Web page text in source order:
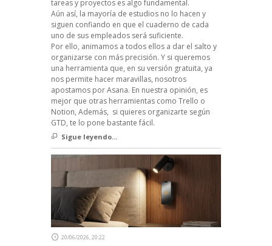
tareas y proyectos es algo fundamental.
Aún así, la mayoría de estudios no lo hacen y
siguen confiando en que el cuaderno de cada
uno de sus empleados será suficiente.
Por ello, animamos a todos ellos a dar el salto y
organizarse con más precisión. Y si queremos
una herramienta que, en su versión gratuita, ya
nos permite hacer maravillas, nosotros
apostamos por Asana. En nuestra opinión, es
mejor que otras herramientas como Trello o
Notion, Además, si quieres organizarte según
GTD, te lo pone bastante fácil.
Sigue leyendo...
20/06/2026, 20:22